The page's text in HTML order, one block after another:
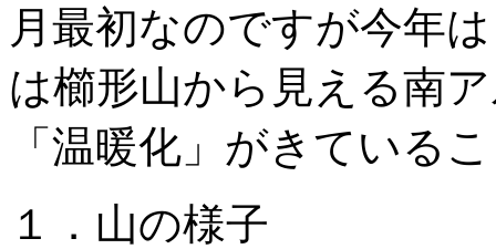
月最初なのですが今年
は櫛形山から見える南
「温暖化」がきている
１．山の様子